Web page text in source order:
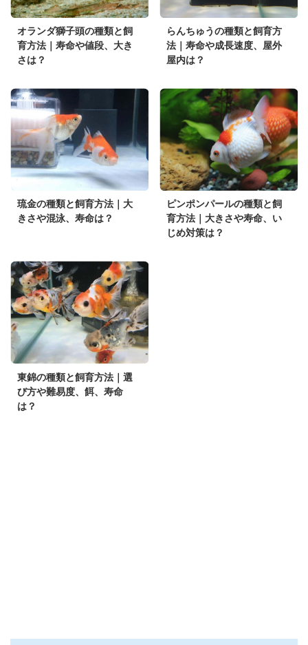
オランダ獅子頭の種類と飼
育方法｜寿命や値段、大き
さは？
らんちゅうの種類と飼育方
法｜寿命や成長速度、屋外
屋内は？
琉金の種類と飼育方法｜大
きさや混泳、寿命は？
ピンポンパールの種類と飼
育方法｜大きさや寿命、い
じめ対策は？
東錦の種類と飼育方法｜選
び方や難易度、餌、寿命
は？